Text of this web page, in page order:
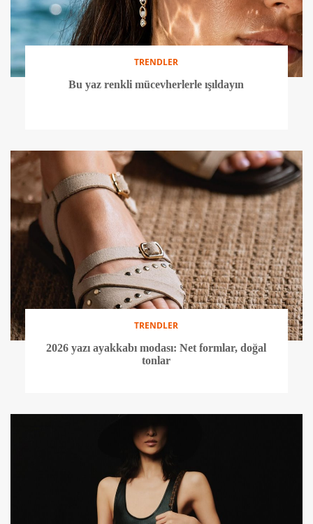
TRENDLER
Bu yaz renkli mücevherlerle ışıldayın
TRENDLER
2026 yazı ayakkabı modası: Net formlar, doğal
tonlar